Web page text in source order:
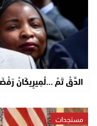
الدَّقْ تَمْ …لْمِيرِيكَانْ
مستجدات